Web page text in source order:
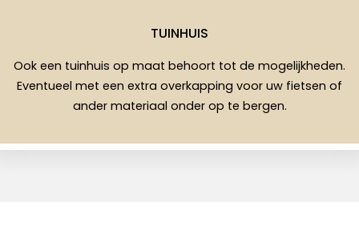
TUINHUIS
Ook een tuinhuis op maat behoort tot de mogelijkheden.
Eventueel met een extra overkapping voor uw fietsen of
ander materiaal onder op te bergen.